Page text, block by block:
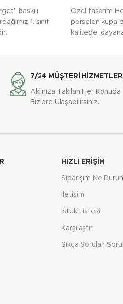
baskılı
1. sınıf
özel strafor
Özel tasarım
porselen kupa
kalitede,
elde yıkama
bardak kutuları
7/24 MÜŞTERİ HİZMETLERİ
Aklınıza Takılan Her Konuda
Bizlere Ulaşabilirsiniz.
HIZLI ERIŞIM
Siparişim Ne
İletişim
İstek Listesi
Karşılaştır
Sıkça Sorulan